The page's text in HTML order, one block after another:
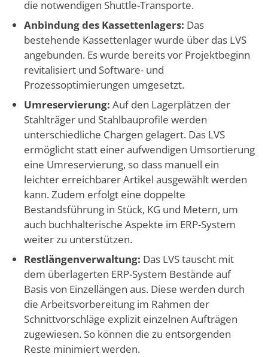
die notwendigen Shuttle-Transporte.
Anbindung des Kassettenlagers: Das
bestehende Kassettenlager wurde über das LVS
angebunden. Es wurde bereits vor Projektbeginn
revitalisiert und Software- und
Prozessoptimierungen umgesetzt.
Umreservierung: Auf den Lagerplätzen der
Stahlträger und Stahlbauprofile werden
unterschiedliche Chargen gelagert. Das LVS
ermöglicht statt einer aufwendigen Umsortierung
eine Umreservierung, so dass manuell ein
leichter erreichbarer Artikel ausgewählt werden
kann. Zudem erfolgt eine doppelte
Bestandsführung in Stück, KG und Metern, um
auch buchhalterische Aspekte im ERP-System
weiter zu unterstützen.
Restlängenverwaltung: Das LVS tauscht mit
dem überlagerten ERP-System Bestände auf
Basis von Einzellängen aus. Diese werden durch
die Arbeitsvorbereitung im Rahmen der
Schnittvorschläge explizit einzelnen Aufträgen
zugewiesen. So können die zu entsorgenden
Reste minimiert werden.